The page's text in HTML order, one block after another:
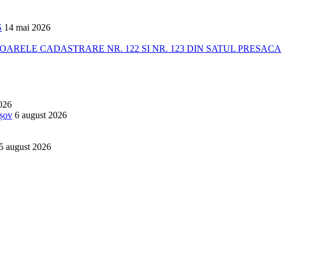
14 mai 2026
CADASTRARE NR. 122 SI NR. 123 DIN SATUL PRESACA
6 august 2026
5 august 2026